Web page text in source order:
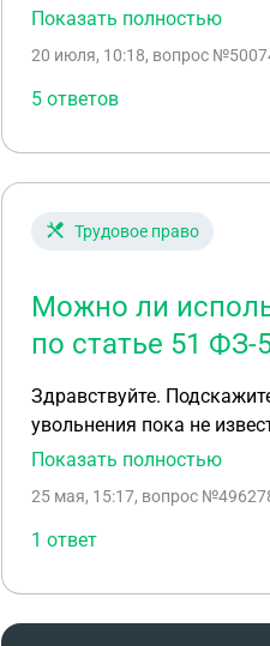
первый же день невыхода
по статье , ссылаясь
удовлетворил, ссылаясь
Данных переписки и
компании на миллионы
Показать полностью
20 июля, 10:18, вопрос
5 ответов
Трудовое право
Можно ли
по статье 51 ФЗ-
Здравствуйте.
увольнения пока не
отпуска?
Показать полностью
25 мая, 15:17, вопрос
1 ответ